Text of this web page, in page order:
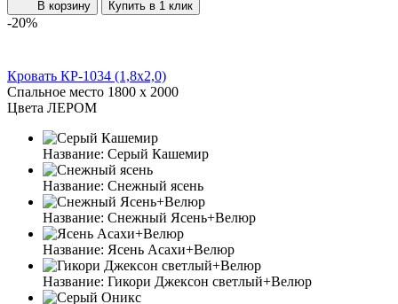
В корзину Купить в 1 клик
-20%
Кровать КР-1034 (1,8x2,0)
Спальное место 1800 x 2000
Цвета ЛЕРОМ
Название: Серый Кашемир
Название: Снежный ясень
Название: Снежный Ясень+Велюр
Название: Ясень Асахи+Велюр
Название: Гикори Джексон светлый+Велюр